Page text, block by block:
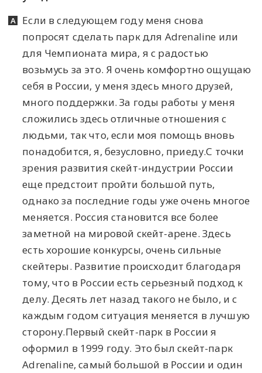
Если в следующем году меня снова
попросят сделать парк для Adrenaline или
для Чемпионата мира, я с радостью
возьмусь за это. Я очень комфортно ощущаю
себя в России, у меня здесь много друзей,
много поддержки. За годы работы у меня
сложились здесь отличные отношения с
людьми, так что, если моя помощь вновь
понадобится, я, безусловно, приеду.С точки
зрения развития скейт-индустрии России
еще предстоит пройти большой путь,
однако за последние годы уже очень многое
меняется. Россия становится все более
заметной на мировой скейт-арене. Здесь
есть хорошие конкурсы, очень сильные
скейтеры. Развитие происходит благодаря
тому, что в России есть серьезный подход к
делу. Десять лет назад такого не было, и с
каждым годом ситуация меняется в лучшую
сторону.Первый скейт-парк в России я
оформил в 1999 году. Это был скейт-парк
Adrenaline, самый большой в России и один